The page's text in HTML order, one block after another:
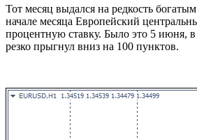
Тот месяц выдался на редкость
начале месяца Европейский
процентную ставку. Было это 5 июня,
резко прыгнул вниз на 100 пунктов.